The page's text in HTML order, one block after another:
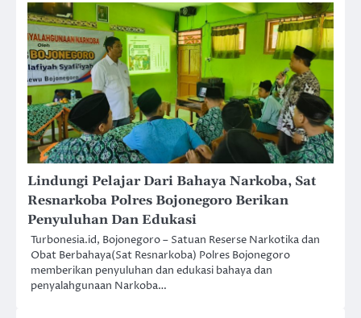
Lindungi Pelajar Dari Bahaya Narkoba, Sat
Resnarkoba Polres Bojonegoro Berikan
Penyuluhan Dan Edukasi
Turbonesia.id, Bojonegoro – Satuan Reserse Narkotika dan
Obat Berbahaya(Sat Resnarkoba) Polres Bojonegoro
memberikan penyuluhan dan edukasi bahaya dan
penyalahgunaan Narkoba…